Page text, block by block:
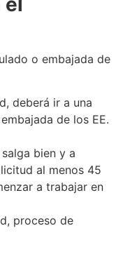
o embajada de
deberá ir a una
de los EE.
bien y a
al menos 45
a trabajar en
proceso de